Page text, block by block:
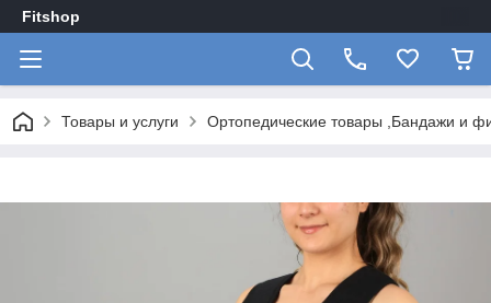
Fitshop
Товары и услуги Ортопедические товары ,Бандажи и